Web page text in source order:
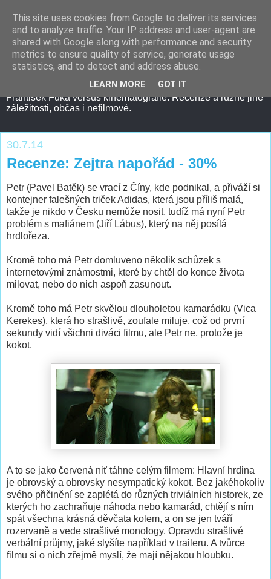
František Fuka versus kinematografie. Recenze a různé jiné
záležitosti, občas i nefilmové.
30.7.14
Recenze: Zejtra napořád - 30%
Petr (Pavel Batěk) se vrací z Číny, kde podnikal, a přiváží si
kontejner falešných triček Adidas, která jsou příliš malá,
takže je nikdo v Česku nemůže nosit, tudíž má nyní Petr
problém s mafiánem (Jiří Lábus), který na něj posílá
hrdlořeza.
Kromě toho má Petr domluveno několik schůzek s
internetovými známostmi, které by chtěl do konce života
milovat, nebo do nich aspoň zasunout.
Kromě toho má Petr skvělou dlouholetou kamarádku (Vica
Kerekes), která ho strašlivě, zoufale miluje, což od první
sekundy vidí všichni diváci filmu, ale Petr ne, protože je
kokot.
A to se jako červená niť táhne celým filmem: Hlavní hrdina
je obrovský a obrovsky nesympatický kokot. Bez jakéhokoliv
svého přičinění se zaplétá do různých triviálních historek, ze
kterých ho zachraňuje náhoda nebo kamarád, chtějí s ním
spát všechna krásná děvčata kolem, a on se jen tváří
rozervaně a vede strašlivé monology. Opravdu strašlivé
verbální průjmy, jaké slyšíte například v traileru. A tvůrce
filmu si o nich zřejmě myslí, že mají nějakou hloubku.
This site uses cookies from Google to deliver its services
and to analyze traffic. Your IP address and user-agent are
shared with Google along with performance and security
metrics to ensure quality of service, generate usage
statistics, and to detect and address abuse.
LEARN MORE GOT IT